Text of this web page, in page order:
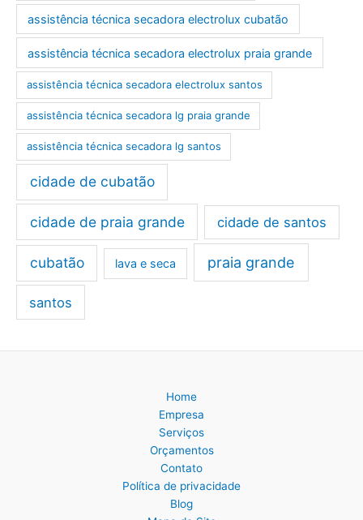
assistência técnica secadora electrolux cubatão
assistência técnica secadora electrolux praia grande
assistência técnica secadora electrolux santos
assistência técnica secadora lg praia grande
assistência técnica secadora lg santos
cidade de cubatão
cidade de praia grande cidade de santos
cubatão lava e seca praia grande
santos
Home
Empresa
Serviços
Orçamentos
Contato
Política de privacidade
Blog